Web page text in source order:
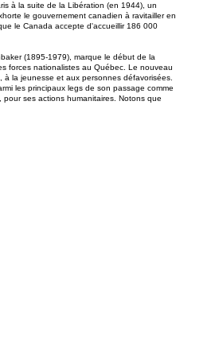
à la suite de la Libération (en 1944), un
le gouvernement canadien à ravitailler en
le Canada accepte d'accueillir 186 000
(1895-1979), marque le début de la
forces nationalistes au Québec. Le nouveau
la jeunesse et aux personnes défavorisées.
les principaux legs de son passage comme
ses actions humanitaires. Notons que